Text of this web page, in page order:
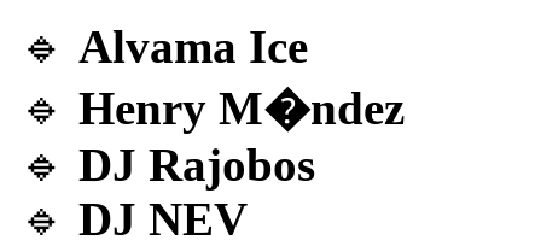
🔹 Alvama Ice
🔹 Henry M�ndez
🔹 DJ Rajobos
🔹 DJ NEV